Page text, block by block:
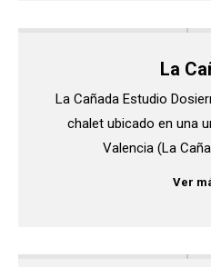
La
La Cañada Estudio
chalet ubicado en una
Valencia (La
Ver